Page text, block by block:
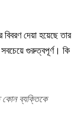
দেয়া হয়েছে তার
সবচেয়ে গুরুত্বপূর্ণ। কি
কোন ব্যক্তিকে